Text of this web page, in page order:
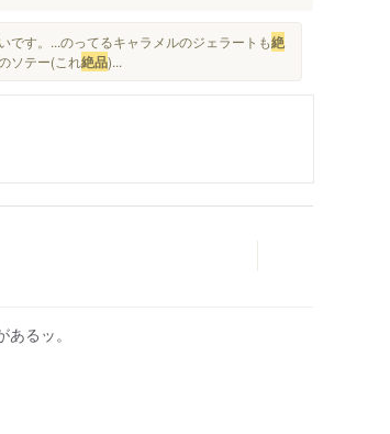
です。...のってるキャラメルのジェラートも絶
ソテー(これ絶品)...
るッ。